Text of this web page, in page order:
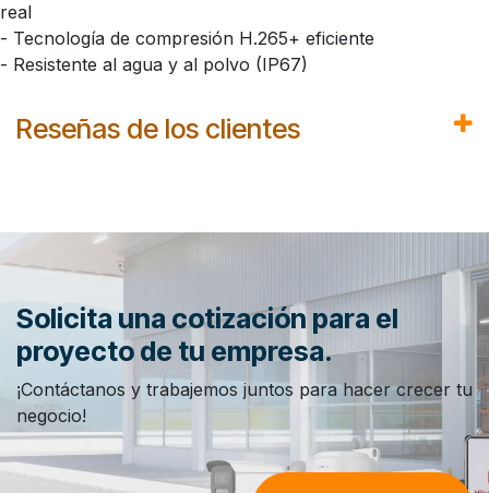
real
- Tecnología de compresión H.265+ eficiente
- Resistente al agua y al polvo (IP67)
Reseñas de los clientes
Solicita una cotización para el
proyecto de tu empresa.
¡Contáctanos y trabajemos juntos para hacer crecer tu
negocio!